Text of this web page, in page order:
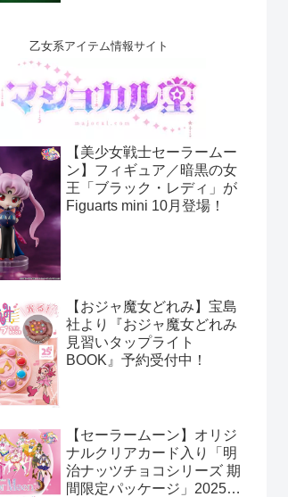
乙女系アイテム情報サイト
【美少女戦士セーラームー
ン】フィギュア／暗黒の女
王「ブラック・レディ」が
Figuarts mini 10月登場！
【おジャ魔女どれみ】宝島
社より『おジャ魔女どれみ
見習いタップライト
BOOK』予約受付中！
【セーラームーン】オリジ
ナルクリアカード入り「明
治ナッツチョコシリーズ 期
間限定パッケージ」2025年